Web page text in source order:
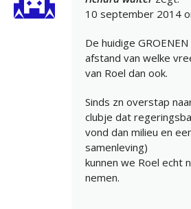
10 september 2014
De huidige
afstand van welke
van Roel dan ook.
Sinds zn overstap
clubje dat
vond dan milieu en
samenleving)
kunnen we Roel echt
nemen.